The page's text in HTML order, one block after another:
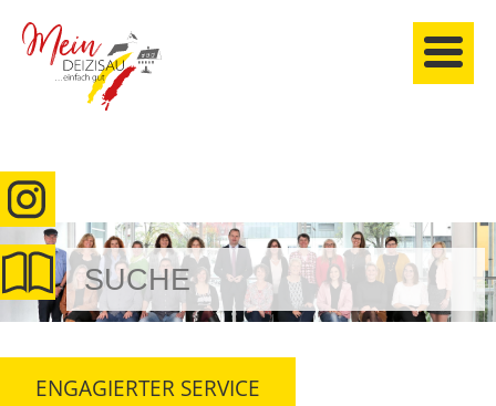
anmelden
ENGAGIERTER SERVICE